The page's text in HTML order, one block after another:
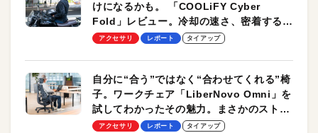
けになるかも。 「COOLiFY Cyber
Fold」レビュー。冷却の速さ、密着する冷
却プレート、シンプルな操作性がグッド！
アクセサリ レポート タイアップ
自分に“合う”ではなく“合わせてくれる”椅
子。ワークチェア「LiberNovo Omni」を
試してわかったその魅力。まさかのストレ
ッチ機能も搭載
アクセサリ レポート タイアップ